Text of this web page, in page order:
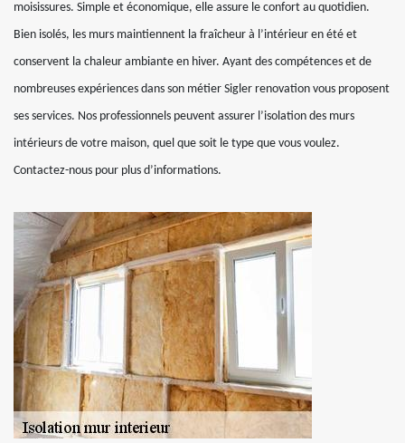
moisissures. Simple et économique, elle assure le confort au quotidien.
Bien isolés, les murs maintiennent la fraîcheur à l’intérieur en été et
conservent la chaleur ambiante en hiver. Ayant des compétences et de
nombreuses expériences dans son métier Sigler renovation vous proposent
ses services. Nos professionnels peuvent assurer l’isolation des murs
intérieurs de votre maison, quel que soit le type que vous voulez.
Contactez-nous pour plus d’informations.